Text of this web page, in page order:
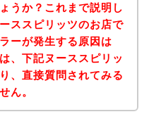
うか？これまで説明し
ススピリッツのお店で
ーが発生する原因は
、下記ヌーススピリッ
、直接質問されてみる
ん。